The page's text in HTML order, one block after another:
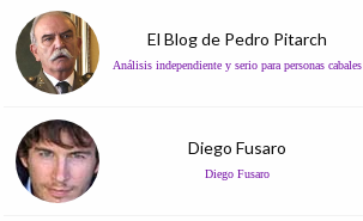
El Blog de Pedro Pitarch
Análisis independiente y serio para personas cabales
Diego Fusaro
Diego Fusaro